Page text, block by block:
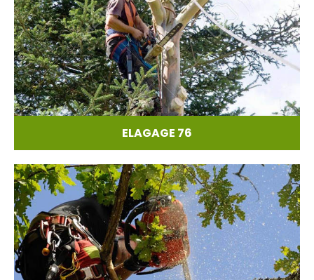
ELAGAGE 76